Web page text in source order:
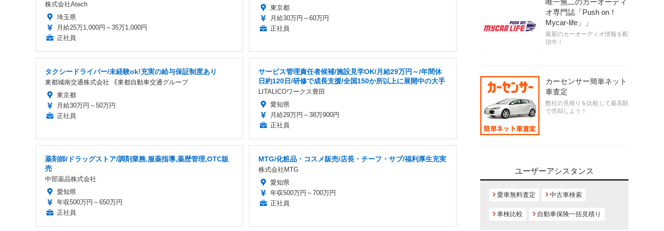
株式会社Atech
埼玉県
月給25万1,000円～35万1,000円
正社員
東京都
月給30万円～60万円
正社員
タクシードライバー/未経験ok!充実の給与保証制度あり
東都城南交通株式会社 ｟東都自動車交通グループ
東京都
月給30万円～50万円
正社員
サービス管理責任者候補/施設見学OK/月給29万円～/年間休
日約120日/研修で成長支援/全国150か所以上に展開中の大手
LITALICOワークス豊田
愛知県
月給29万円～38万900円
正社員
薬剤師/ドラッグストア/調剤業務,服薬指導,薬歴管理,OTC販
売
中部薬品株式会社
愛知県
年収500万円～650万円
正社員
MTG/化粧品・コスメ販売/店長・チーフ・サブ/福利厚生充実
株式会社MTG
愛知県
年収500万円～700万円
正社員
唯一無二のカーオーディ
オ専門誌「Push on！
Mycar-life」」
最新のカーオーディオ情報を配
信中！
カーセンサー簡単ネット
車査定
数社の見積りを比較して最高額
で売却しよう！
ユーザーアシスタンス
愛車無料査定 中古車検索
車検比較 自動車保険一括見積り